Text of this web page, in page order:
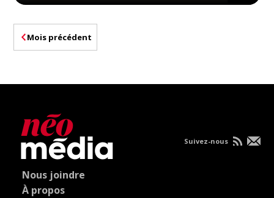
Mois précédent
Nous joindre
À propos
Suivez-nous